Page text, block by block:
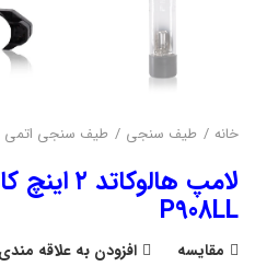
خانه طیف سنجی طیف سنجی اتمی
لامپ
P908LL
مقایسه افزودن به علاقه مندی